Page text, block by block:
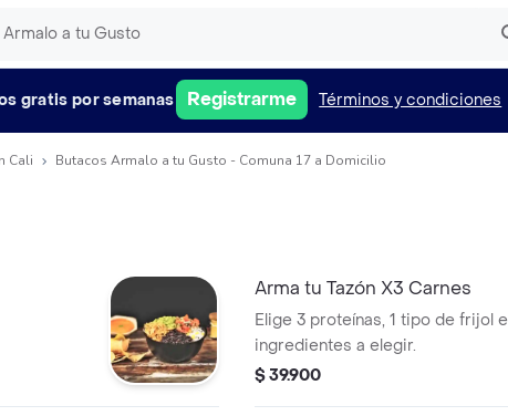
gratis por semanas Registrarme Términos y condiciones
Cali Butacos Armalo a tu Gusto - Comuna 17 a Domicilio
Arma tu Tazón X3 Carnes
Elige 3 proteínas, 1 tipo de frijol e
ingredientes a elegir.
$ 39.900